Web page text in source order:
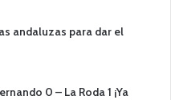
andaluzas para dar el
0 – La Roda 1 ¡Ya